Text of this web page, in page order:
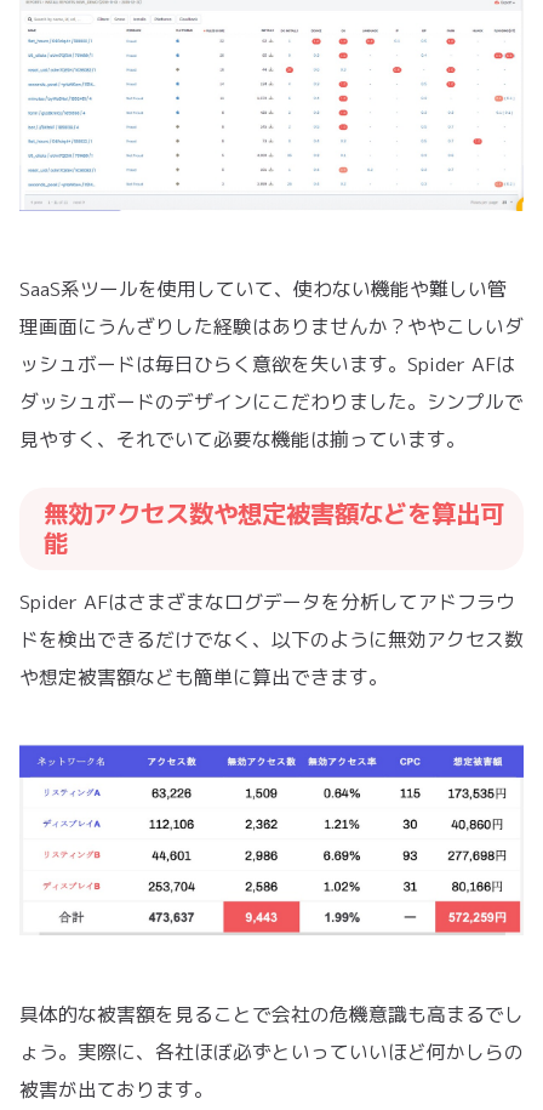
SaaS系ツールを使用していて、使わない機能や難しい管
理画面にうんざりした経験はありませんか？ややこしいダ
ッシュボードは毎日ひらく意欲を失います。Spider AFは
ダッシュボードのデザインにこだわりました。シンプルで
見やすく、それでいて必要な機能は揃っています。
無効アクセス数や想定被害額などを算出可
能
Spider AFはさまざまなログデータを分析してアドフラウ
ドを検出できるだけでなく、以下のように無効アクセス数
や想定被害額なども簡単に算出できます。
具体的な被害額を見ることで会社の危機意識も高まるでし
ょう。実際に、各社ほぼ必ずといっていいほど何かしらの
被害が出ております。